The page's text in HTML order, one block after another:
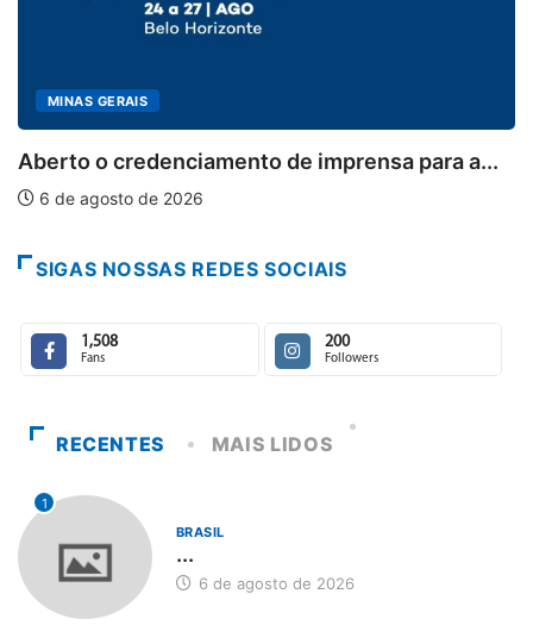
MINAS GERAIS
o credenciamento de imprensa para a...
agosto de 2026
SIGAS NOSSAS REDES SOCIAIS
1,508
Fans
200
Followers
RECENTES MAIS LIDOS
1
BRASIL
...
6 de agosto de 2026